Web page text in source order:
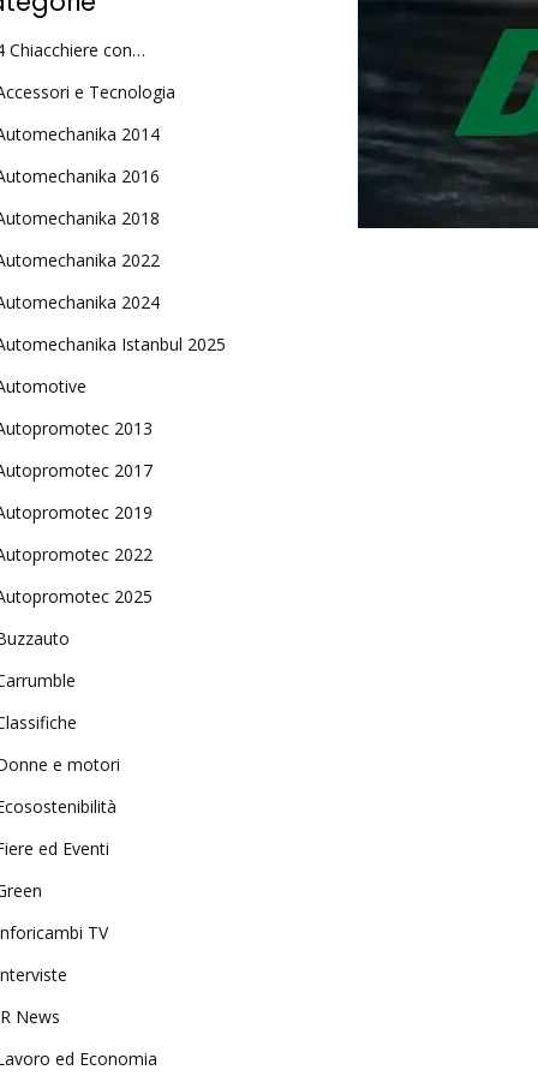
Chiacchiere con…
e Tecnologia
2014
2016
2018
2022
2024
Istanbul 2025
2013
2017
2019
2022
2025
e motori
ed Eventi
TV
News
ed Economia